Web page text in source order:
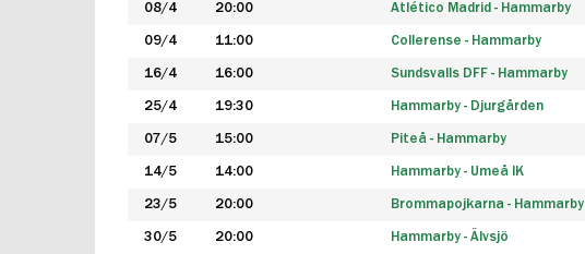
08/4 20:00 Atlético Madrid - Hammarby
09/4 11:00 Collerense - Hammarby
16/4 16:00 Sundsvalls DFF - Hammarby
25/4 19:30 Hammarby - Djurgården
07/5 15:00 Piteå - Hammarby
14/5 14:00 Hammarby - Umeå IK
23/5 20:00 Brommapojkarna - Hammarby
30/5 20:00 Hammarby - Älvsjö